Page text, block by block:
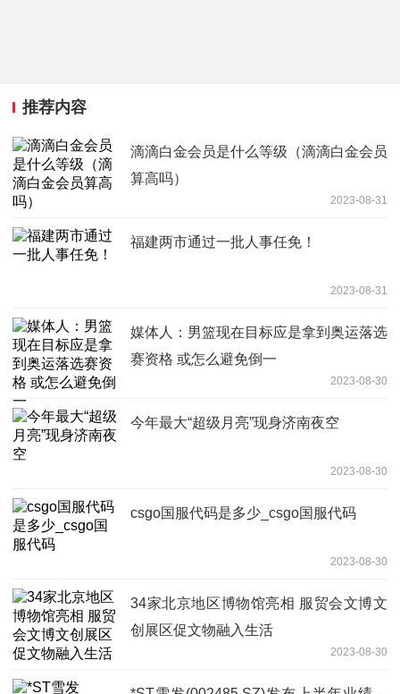
推荐内容
滴滴白金会员是什么等级（滴滴白金会员
算高吗）
2023-08-31
福建两市通过一批人事任免！
2023-08-31
媒体人：男篮现在目标应是拿到奥运落选
赛资格 或怎么避免倒一
2023-08-30
今年最大“超级月亮”现身济南夜空
2023-08-30
csgo国服代码是多少_csgo国服代码
2023-08-30
34家北京地区博物馆亮相 服贸会文博文
创展区促文物融入生活
2023-08-30